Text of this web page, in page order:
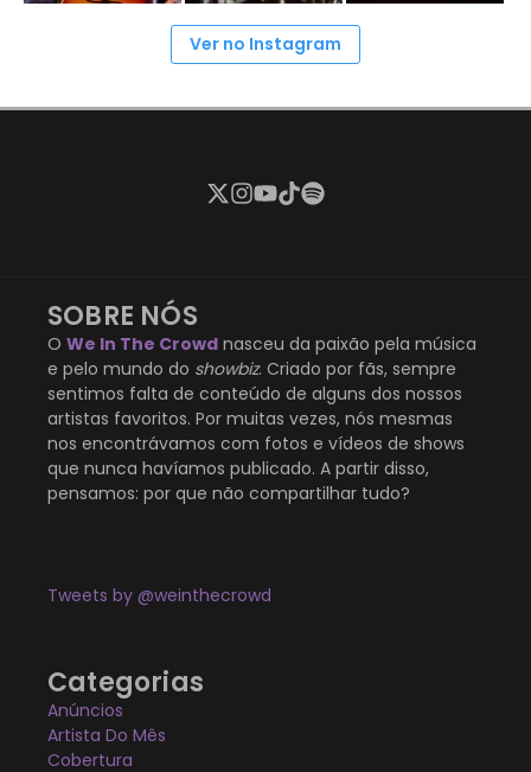
Ver no Instagram
SOBRE NÓS
O We In The Crowd nasceu da paixão pela música
e pelo mundo do showbiz. Criado por fãs, sempre
sentimos falta de conteúdo de alguns dos nossos
artistas favoritos. Por muitas vezes, nós mesmas
nos encontrávamos com fotos e vídeos de shows
que nunca havíamos publicado. A partir disso,
pensamos: por que não compartilhar tudo?
Tweets by @weinthecrowd
Categorias
Anúncios
Artista Do Mês
Cobertura